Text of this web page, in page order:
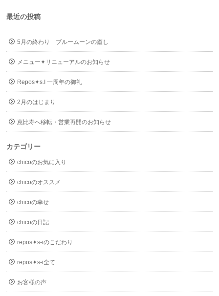
最近の投稿
5月の終わり ブルームーンの癒し
メニュー✦リニューアルのお知らせ
Repos✦s.I 一周年の御礼
2月のはじまり
恵比寿へ移転・営業再開のお知らせ
カテゴリー
chicoのお気に入り
chicoのオススメ
chicoの幸せ
chicoの日記
repos✦s-iのこだわり
repos✦s-i全て
お客様の声